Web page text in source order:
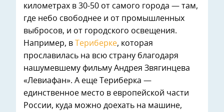
километрах в 30-50 от самого города — там,
где небо свободнее и от промышленных
выбросов, и от городского освещения.
Например, в
Териберке, которая
прославилась на всю страну благодаря
нашумевшему фильму Андрея Звягинцева
«Левиафан». А еще Териберка —
единственное место в европейской части
России, куда можно доехать на машине,